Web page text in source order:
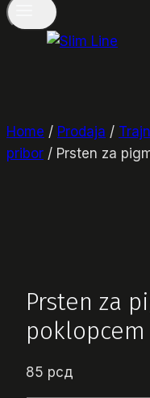
Home / Prodaja /
pribor / Prsten za
Prsten za
poklopcem
85 рсд